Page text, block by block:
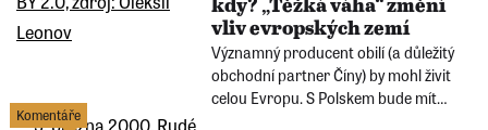
SSSR. Práva menších zemí tehdy byla
pod rozlišovacími schopnostmi
supervelmocí.
kdy? „Těžká váha“ změní
vliv evropských zemí
Významný producent obilí (a důležitý
obchodní partner Číny) by mohl živit
celou Evropu. S Polskem bude mít
Komentáře